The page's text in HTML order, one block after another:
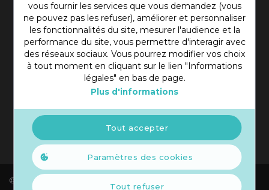
vous fournir les services que vous demandez (vous
ne pouvez pas les refuser), améliorer et personnaliser
les fonctionnalités du site, mesurer l'audience et la
performance du site, vous permettre d'interagir avec
des réseaux sociaux. Vous pourrez modifier vos choix
à tout moment en cliquant sur le lien "Informations
légales" en bas de page.
Plus d'informations
Paramètres des cookies
Tout refuser
Tout accepter
+216 97 50 60 54
contact@ecoles.com.tn
© 2021 Copyright Ecoles. Tous droits réservés.